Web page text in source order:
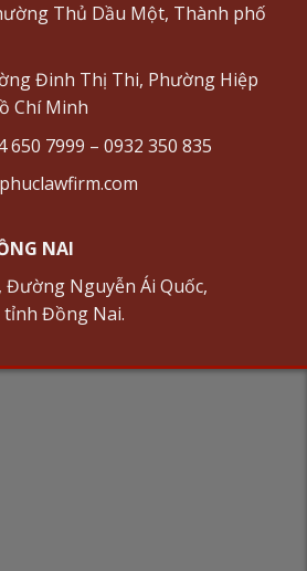
Thủ Dầu Một, Thành phố
Đinh Thị Thi, Phường Hiệp
Chí Minh
650 7999 – 0932 350 835
NAI
Đường Nguyễn Ái Quốc,
Đồng Nai.